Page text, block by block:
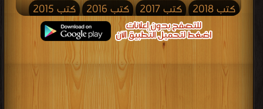
كتب 2018
كتب 2017 كتب 2016
كتب 2015
كتب 2013 كتب 2012
كتب 2011
كتب 2009 كتب 2008
كتب 2006
كتب 2005 كتب 2004
كتب 2003
كتب 2000